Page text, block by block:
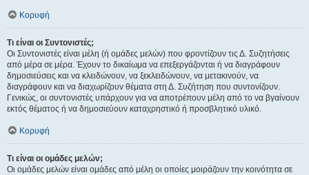
Κορυφή
Τι είναι οι Συντονιστές;
Οι Συντονιστές είναι μέλη (ή ομάδες μελών) που φροντίζουν τις Δ. Συζητήσεις
από μέρα σε μέρα. Έχουν το δικαίωμα να επεξεργάζονται ή να διαγράφουν
δημοσιεύσεις και να κλειδώνουν, να ξεκλειδώνουν, να μετακινούν, να
διαγράφουν και να διαχωρίζουν θέματα στη Δ. Συζήτηση που συντονίζουν.
Γενικώς, οι συντονιστές υπάρχουν για να αποτρέπουν μέλη από το να βγαίνουν
εκτός θέματος ή να δημοσιεύουν καταχρηστικό ή προσβλητικό υλικό.
Κορυφή
Τι είναι οι ομάδες μελών;
Οι ομάδες μελών είναι ομάδες από μέλη οι οποίες μοιράζουν την κοινότητα σε